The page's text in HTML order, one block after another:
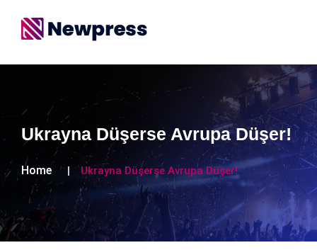
Ukrayna Düşerse Avrupa Düşer!
Home Ukrayna Düşerse Avrupa Düşer!